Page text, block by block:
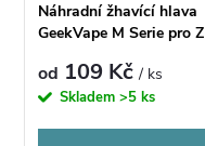
Náhradní žhavící hlava
GeekVape M Serie pro Z
od 109 Kč/ ks
Skladem>5 ks